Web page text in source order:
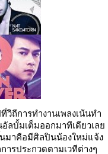
วิถีการทำงานเพลงเน้นทำ
ลบั้มเต็มออกมาทีเดียวเลย
มาคือมีศิลปินน้องใหม่แจ้ง
ารประกวดตามเวทีต่างๆ